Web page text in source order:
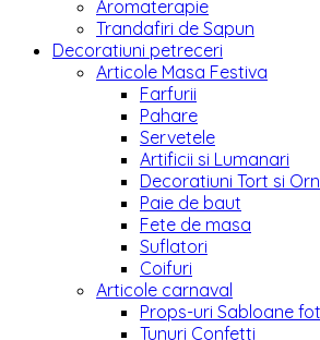
Aromaterapie
Trandafiri de Sapun
Decoratiuni petreceri
Articole Masa Festiva
Farfurii
Pahare
Servetele
Artificii si Lumanari
Decoratiuni Tort si
Paie de baut
Fete de masa
Suflatori
Coifuri
Articole carnaval
Props-uri Sabloane
Tunuri Confetti